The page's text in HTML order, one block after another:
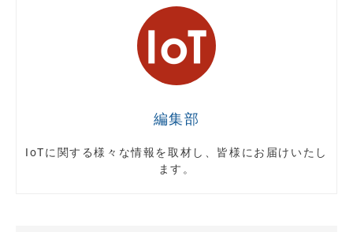
編集部
IoTに関する様々な情報を取材し、皆様にお届けいたし
ます。